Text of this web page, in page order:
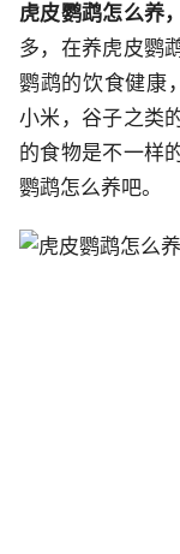
虎皮鹦鹉怎么养，
多，在养虎皮鹦
鹦鹉的饮食健康
小米，谷子之类
的食物是不一样
鹦鹉怎么养吧。